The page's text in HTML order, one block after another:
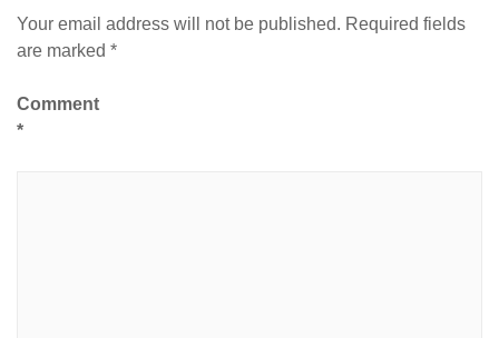
Your email address will not be published. Required fields
are marked *
Comment
*